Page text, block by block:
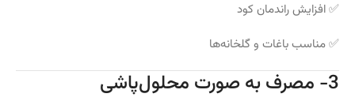
✅ افزایش راندمان کود
✅ مناسب باغات و گلخانه‌ها
3- مصرف به صورت محلول‌پاشی